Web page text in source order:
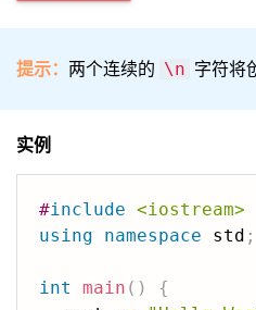
提示： 两个连续的 \n 字符将
实例
#include <iostream>
using
namespace std ;
int main ( )
{